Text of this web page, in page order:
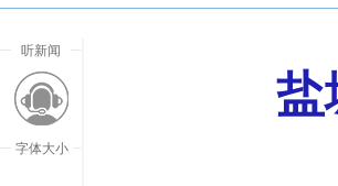
听新闻
字体大小
盐